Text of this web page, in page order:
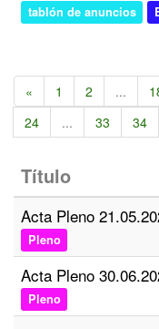
tablón de anuncios
« 1 2 ...
24
... 33 34
Título
Acta Pleno
Pleno
Acta Pleno
Pleno